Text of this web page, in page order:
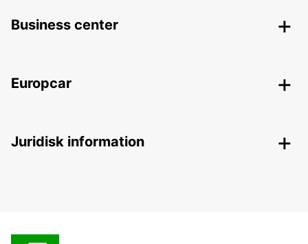
Business center
Europcar
Juridisk information